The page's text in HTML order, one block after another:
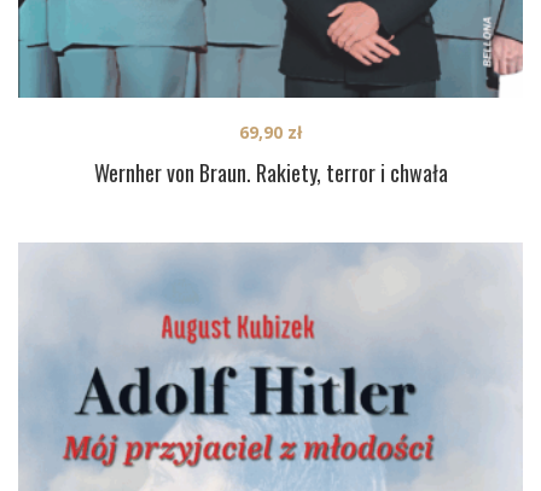
Wernher von Braun. Rakiety, terror i chwała
69,90 zł